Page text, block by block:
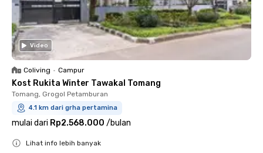
Video
Coliving • Campur
Kost Rukita Winter Tawakal Tomang
Tomang, Grogol Petamburan
4.1 km dari grha pertamina
mulai dari Rp2.568.000 /bulan
Lihat info lebih banyak